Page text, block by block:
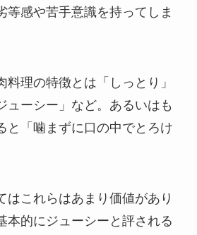
等感や苦手意識を持ってしま
理の特徴とは「しっとり」
ューシー」など。あるいはも
と「噛まずに口の中でとろけ
はこれらはあまり価値があり
本的にジューシーと評される